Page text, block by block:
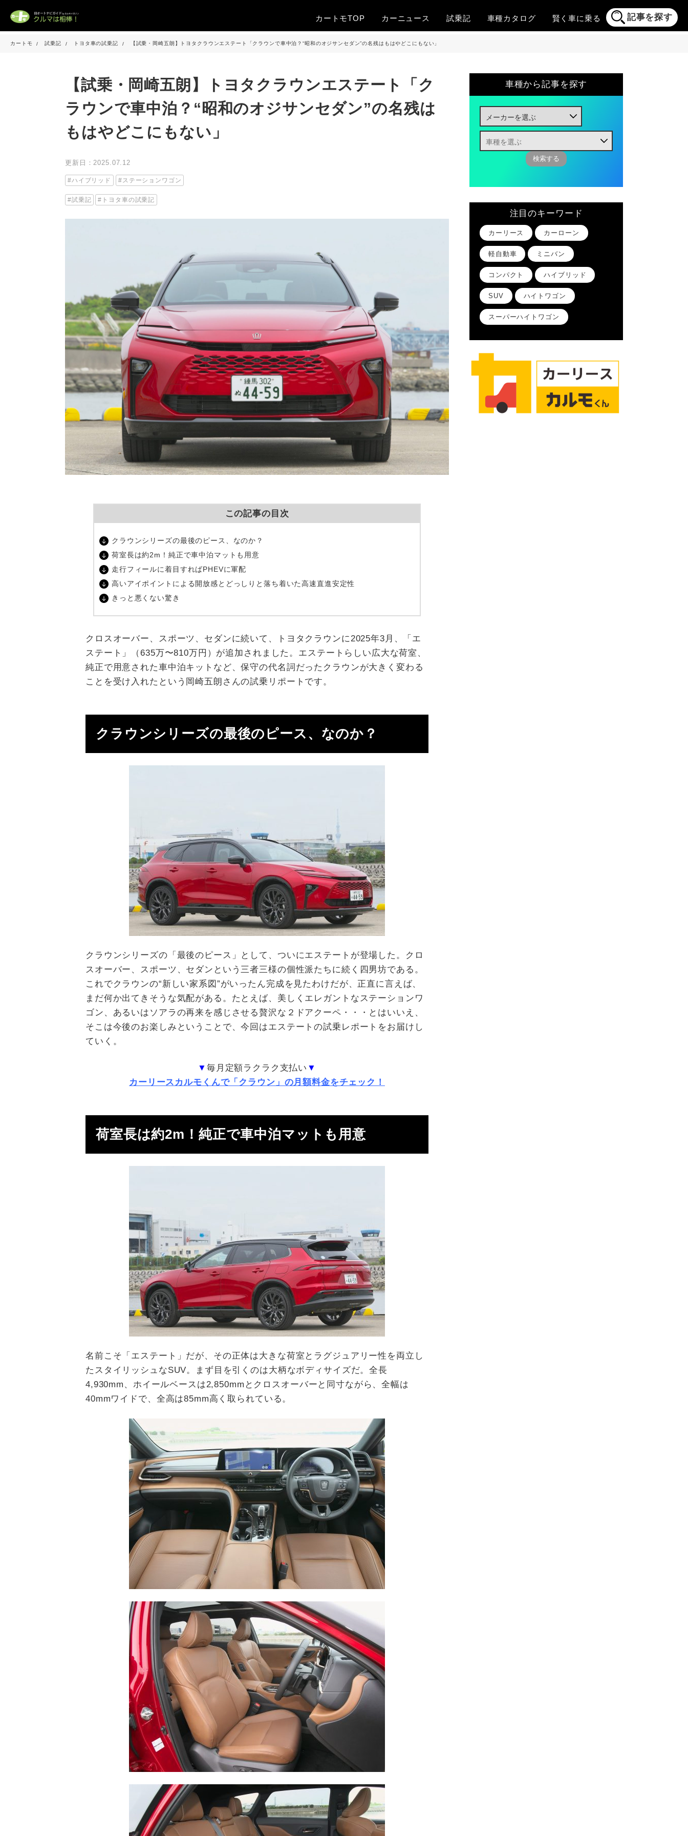
カートモTOP カーニュース 試乗記 車種カタログ 賢く車に乗る 記事を探す
カートモ 試乗記 トヨタ車の試乗記 【試乗・岡崎五朗】トヨタクラウンエステート「クラウンで車中泊？“昭和のオジサンセダン”の名残はもはやどこにもない」
【試乗・岡崎五朗】トヨタクラウンエステート「ク
ラウンで車中泊？“昭和のオジサンセダン”の名残は
もはやどこにもない」
更新日：2025.07.12
ハイブリッド ステーションワゴン
試乗記 トヨタ車の試乗記
この記事の目次
クラウンシリーズの最後のピース、なのか？
荷室長は約2m！純正で車中泊マットも用意
走行フィールに着目すればPHEVに軍配
高いアイポイントによる開放感とどっしりと落ち着いた高速直進安定性
きっと悪くない驚き
クロスオーバー、スポーツ、セダンに続いて、トヨタクラウンに2025年3月、「エ
ステート」（635万〜810万円）が追加されました。エステートらしい広大な荷室、
純正で用意された車中泊キットなど、保守の代名詞だったクラウンが大きく変わる
ことを受け入れたという岡崎五朗さんの試乗リポートです。
クラウンシリーズの最後のピース、なのか？
クラウンシリーズの「最後のピース」として、ついにエステートが登場した。クロ
スオーバー、スポーツ、セダンという三者三様の個性派たちに続く四男坊である。
これでクラウンの“新しい家系図”がいったん完成を見たわけだが、正直に言えば、
まだ何か出てきそうな気配がある。たとえば、美しくエレガントなステーションワ
ゴン、あるいはソアラの再来を感じさせる贅沢な２ドアクーペ・・・とはいいえ、
そこは今後のお楽しみということで、今回はエステートの試乗レポートをお届けし
ていく。
▼ 毎月定額ラクラク支払い ▼
カーリースカルモくんで「クラウン」の月額料金をチェック！
荷室長は約2m！純正で車中泊マットも用意
名前こそ「エステート」だが、その正体は大きな荷室とラグジュアリー性を両立し
たスタイリッシュなSUV。まず目を引くのは大柄なボディサイズだ。全長
4,930mm、ホイールベースは2,850mmとクロスオーバーと同寸ながら、全幅は
40mmワイドで、全高は85mm高く取られている。
車種から記事を探す
注目のキーワード
カーリース カーローン
軽自動車 ミニバン
コンパクト ハイブリッド
SUV ハイトワゴン
スーパーハイトワゴン